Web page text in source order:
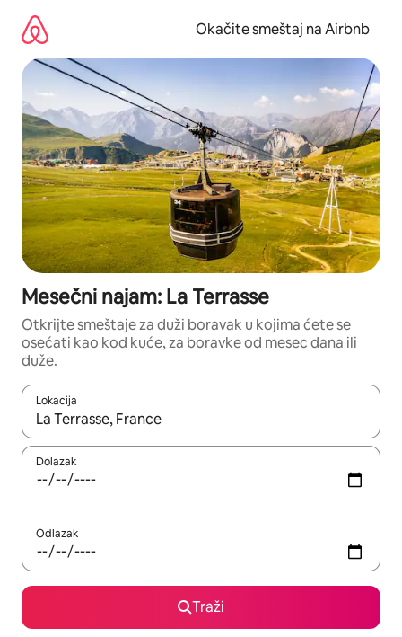
sadržaj
Okačite smeštaj na Airbnb
Mesečni najam: La Terrasse
Otkrijte smeštaje za duži boravak u kojima ćete se
osećati kao kod kuće, za boravke od mesec dana ili
duže.
Lokacija
Kad su rezultati dostupni, možete da se krećete kroz njih
Dolazak
Odlazak
Traži